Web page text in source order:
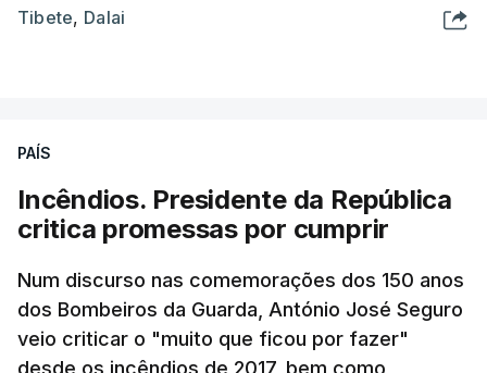
Tibete, Dalai
PAÍS
Incêndios. Presidente da República
critica promessas por cumprir
Num discurso nas comemorações dos 150 anos
dos Bombeiros da Guarda, António José Seguro
veio criticar o "muito que ficou por fazer"
desde os incêndios de 2017, bem como